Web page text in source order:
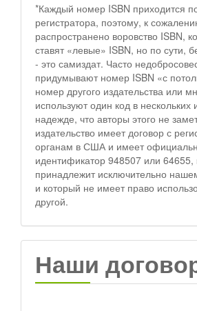
*Каждый номер ISBN приходится
регистратора, поэтому, к
распространено воровство ISBN,
ставят «левые» ISBN, но по сути,
- это самиздат. Часто
придумывают номер ISBN «с
номер другого издательства или
используют один код в нескольких
надежде, что авторы этого не
издательство имеет договор с
органам в США и имеет
идентификатор 948507 или 64655,
принадлежит исключительно
и который не имеет право
другой.
Наши